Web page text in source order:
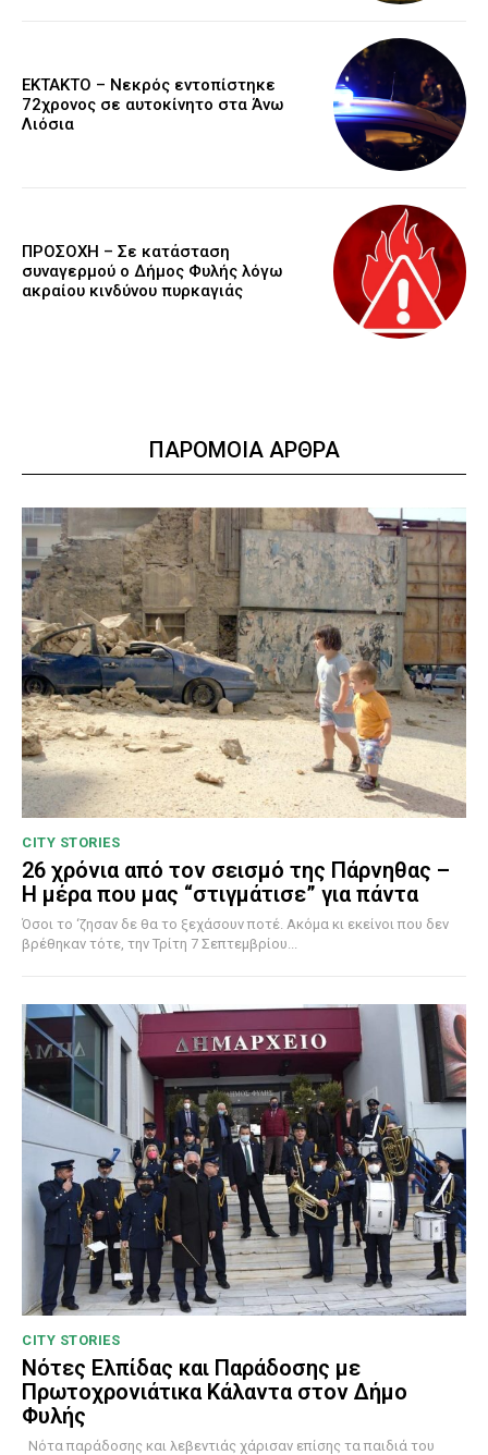
EKTAKTO – Νεκρός εντοπίστηκε
72χρονος σε αυτοκίνητο στα Άνω
Λιόσια
ΠΡΟΣΟΧΗ – Σε κατάσταση
συναγερμού ο Δήμος Φυλής λόγω
ακραίου κινδύνου πυρκαγιάς
ΠΑΡΟΜΟΙΑ ΑΡΘΡΑ
CITY STORIES
26 χρόνια από τον σεισμό της Πάρνηθας –
Η μέρα που μας “στιγμάτισε” για πάντα
Όσοι το ‘ζησαν δε θα το ξεχάσουν ποτέ. Ακόμα κι εκείνοι που δεν
βρέθηκαν τότε, την Τρίτη 7 Σεπτεμβρίου...
CITY STORIES
Νότες Ελπίδας και Παράδοσης με
Πρωτοχρονιάτικα Κάλαντα στον Δήμο
Φυλής
Νότα παράδοσης και λεβεντιάς χάρισαν επίσης τα παιδιά του